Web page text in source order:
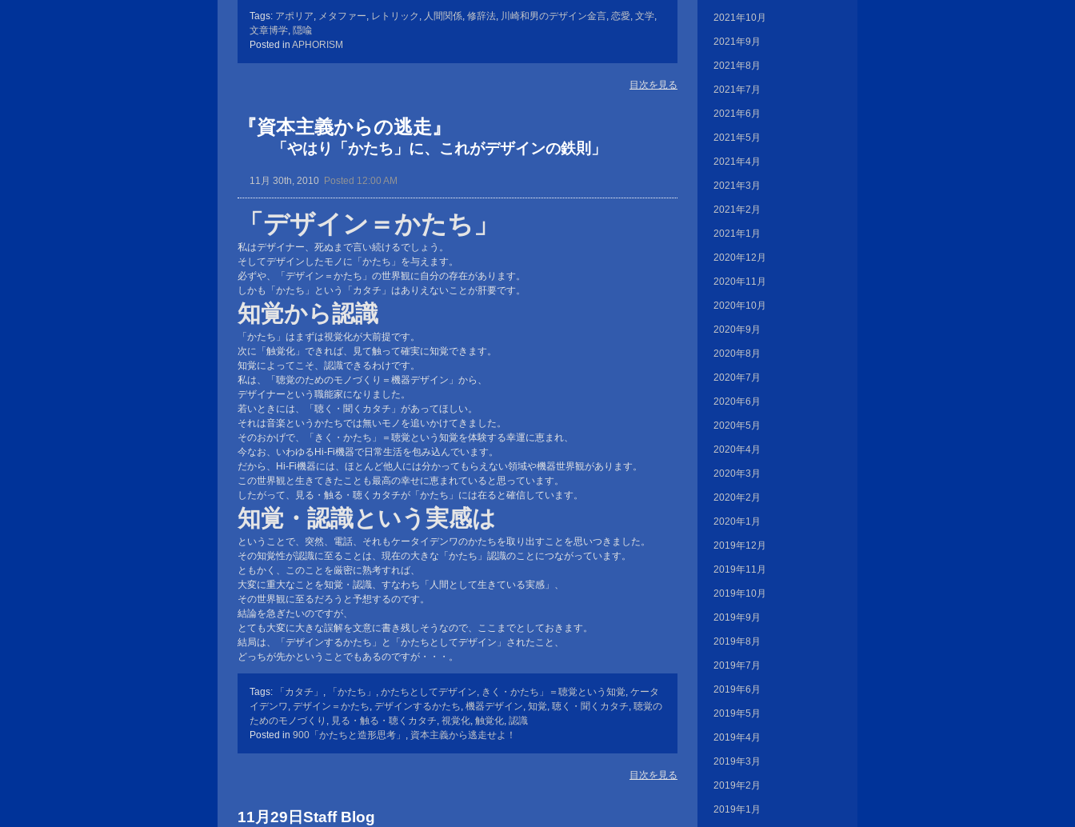
Tags: アポリア, メタファー, レトリック , 人間関係, 修辞法, 川崎和男のデザイン金言, 恋愛, 文学,
文章博学, 隠喩
Posted in APHORISM
目次を見る
『資本主義からの逃走』
「やはり「かたち」に、これがデザインの鉄則」
11月 30th, 2010 Posted 12:00 AM
「デザイン＝かたち」
私はデザイナー、死ぬまで言い続けるでしょう。
そしてデザインしたモノに「かたち」を与えます。
必ずや、「デザイン＝かたち」の世界観に自分の存在があります。
しかも「かたち」という「カタチ」はありえないことが肝要です。
知覚から認識
「かたち」はまずは視覚化が大前提です。
次に「触覚化」できれば、見て触って確実に知覚できます。
知覚によってこそ、認識できるわけです。
私は、「聴覚のためのモノづくり＝機器デザイン」から、
デザイナーという職能家になりました。
若いときには、「聴く・聞くカタチ」があってほしい。
それは音楽というかたちでは無いモノを追いかけてきました。
そのおかげで、「きく・かたち」＝聴覚という知覚を体験する幸運に恵まれ、
今なお、いわゆるHi-Fi機器で日常生活を包み込んでいます。
だから、Hi-Fi機器には、ほとんど他人には分かってもらえない領域や機器世界観があります。
この世界観と生きてきたことも最高の幸せに恵まれていると思っています。
したがって、見る・触る・聴くカタチが「かたち」には在ると確信しています。
知覚・認識という実感は
ということで、突然、電話、それもケータイデンワのかたちを取り出すことを思いつきました。
その知覚性が認識に至ることは、現在の大きな「かたち」認識のことにつながっています。
ともかく、このことを厳密に熟考すれば、
大変に重大なことを知覚・認識、すなわち「人間として生きている実感」、
その世界観に至るだろうと予想するのです。
結論を急ぎたいのですが、
とても大変に大きな誤解を文意に書き残しそうなので、ここまでとしておきます。
結局は、「デザインするかたち」と「かたちとしてデザイン」されたこと、
どっちが先かということでもあるのですが・・・。
Tags: 「カタチ」 , 「かたち」 , かたちとしてデザイン, きく・かたち」＝聴覚という知覚, ケータ
イデンワ, デザイン＝かたち, デザインするかたち, 機器デザイン, 知覚, 聴く・聞くカタチ, 聴覚の
ためのモノづくり , 見る・触る・聴くカタチ, 視覚化, 触覚化, 認識
Posted in 900「かたちと造形思考」 , 資本主義から逃走せよ！
目次を見る
11月29日Staff Blog
2021年10月
2021年9月
2021年8月
2021年7月
2021年6月
2021年5月
2021年4月
2021年3月
2021年2月
2021年1月
2020年12月
2020年11月
2020年10月
2020年9月
2020年8月
2020年7月
2020年6月
2020年5月
2020年4月
2020年3月
2020年2月
2020年1月
2019年12月
2019年11月
2019年10月
2019年9月
2019年8月
2019年7月
2019年6月
2019年5月
2019年4月
2019年3月
2019年2月
2019年1月